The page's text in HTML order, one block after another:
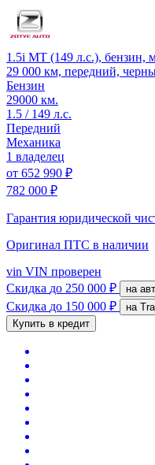
1.5i MT (149 л.с.), бензин,
29 000 км, передний,
Бензин
29000 км.
1.5 / 149 л.с.
Передний
Механика
1 владелец
от 652 990 ₽
782 000 ₽
Гарантия юридической
Оригинал ПТС в наличии
vin VIN проверен
Скидка до 250 000 ₽ на
Скидка до 150 000 ₽
на
Купить в кредит